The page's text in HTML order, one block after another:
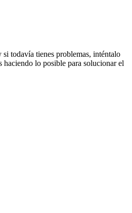
si todavía tienes problemas, inténtalo
haciendo lo posible para solucionar el